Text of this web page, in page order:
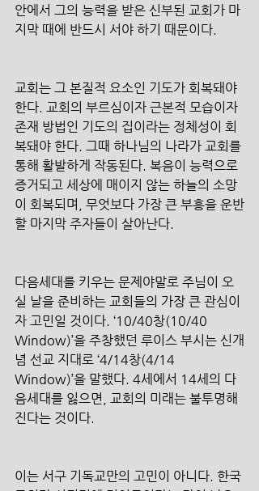
안에서 그의 능력을 받은 신부된 교회가 마
지막 때에 반드시 서야 하기 때문이다.
교회는 그 본질적 요소인 기도가 회복돼야
한다. 교회의 부르심이자 근본적 모습이자
존재 방법인 기도의 집이라는 정체성이 회
복돼야 한다. 그때 하나님의 나라가 교회를
통해 활발하게 작동된다. 복음이 능력으로
증거되고 세상에 매이지 않는 하늘의 소망
이 회복되며, 무엇보다 가장 큰 부흥을 운반
할 마지막 주자들이 살아난다.
다음세대를 키우는 문제야말로 주님이 오
실 날을 준비하는 교회들의 가장 큰 관심이
자 고민일 것이다. ‘10/40창(10/40
Window)’을 주창했던 루이스 부시는 신개
념 선교 지대로 ‘4/14창(4/14
Window)’을 말했다. 4세에서 14세의 다
음세대를 잃으면, 교회의 미래는 불투명해
진다는 것이다.
이는 서구 기독교만의 고민이 아니다. 한국